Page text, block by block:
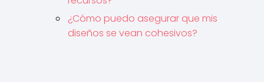
¿Cómo puedo asegurar que mis
diseños se vean cohesivos?